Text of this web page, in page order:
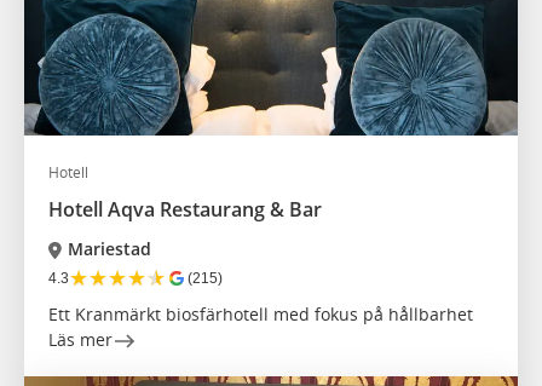
Hotell
Hotell Aqva Restaurang & Bar
Mariestad
4.3★★★★★ (215)
Ett Kranmärkt biosfärhotell med fokus på hållbarhet
Läs mer